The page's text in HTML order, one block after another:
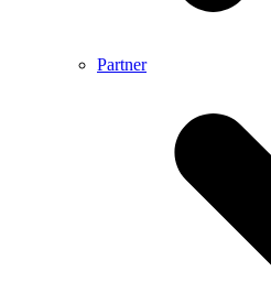
Partner